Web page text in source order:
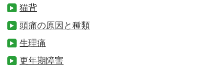
猫背
頭痛の原因と種類
生理痛
更年期障害